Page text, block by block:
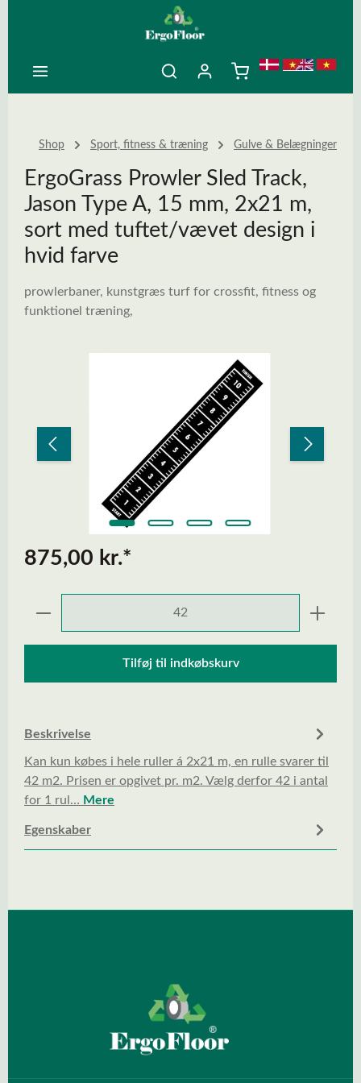
Shop Sport, fitness & træning Gulve & Belægninger
ErgoGrass Prowler Sled Track,
Jason Type A, 15 mm, 2x21 m,
sort med tuftet/vævet design i
hvid farve
prowlerbaner, kunstgræs turf for crossfit, fitness og
funktionel træning,
875,00 kr.*
Produktmængde: Indtast den ønskede
Tilføj til indkøbskurv
Beskrivelse
Kan kun købes i hele ruller á 2x21 m, en rulle svarer til
42 m2. Prisen er opgivet pr. m2. Vælg derfor 42 i antal
for 1 rul… Mere
Egenskaber